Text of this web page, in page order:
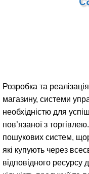
Розробка та
магазину, системи
необхідністю для
пов’язаної з
пошукових систем,
які купують через
відповідного ресурсу